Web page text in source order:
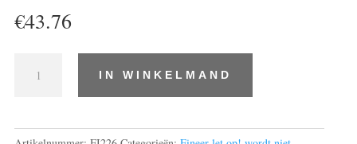
€43.76
IN WINKELMAND